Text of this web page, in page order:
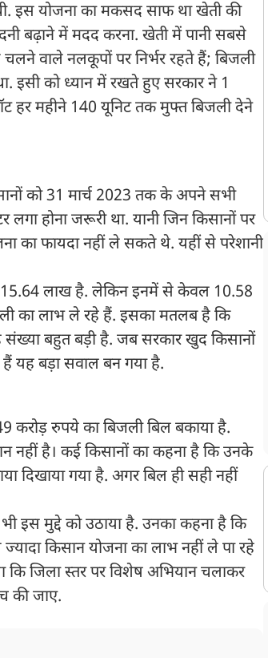
इस योजना का मकसद साफ था खेती की
बढ़ाने में मदद करना. खेती में पानी सबसे
वाले नलकूपों पर निर्भर रहते हैं; बिजली
इसी को ध्यान में रखते हुए सरकार ने 1
हर महीने 140 यूनिट तक मुफ्त बिजली देने
को 31 मार्च 2023 तक के अपने सभी
होना जरूरी था. यानी जिन किसानों पर
का फायदा नहीं ले सकते थे. यहीं से परेशानी
लाख है. लेकिन इनमें से केवल 10.58
का लाभ ले रहे हैं. इसका मतलब है कि
बहुत बड़ी है. जब सरकार खुद किसानों
यह बड़ा सवाल बन गया है.
करोड़ रुपये का बिजली बिल बकाया है.
नहीं है। कई किसानों का कहना है कि उनके
दिखाया गया है. अगर बिल ही सही नहीं
इस मुद्दे को उठाया है. उनका कहना है कि
किसान योजना का लाभ नहीं ले पा रहे
कि जिला स्तर पर विशेष अभियान चलाकर
की जाए.